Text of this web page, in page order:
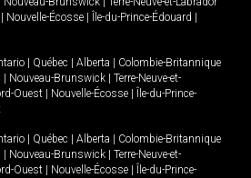
Nouvelle-Écosse Île-du-Prince-Édouard
Québec Alberta
Colombie-Britannique
Nouveau-Brunswick
Terre-Neuve-et-
Ouest Nouvelle-Écosse
Île-du-Prince-
Québec Alberta
Colombie-Britannique
Nouveau-Brunswick
Terre-Neuve-et-
Ouest Nouvelle-Écosse
Île-du-Prince-